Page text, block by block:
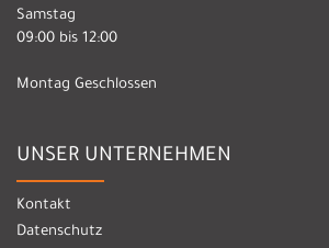
Samstag
09:00 bis 12:00
Montag Geschlossen
UNSER UNTERNEHMEN
Kontakt
Datenschutz